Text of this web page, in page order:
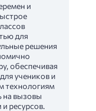
и
для
решения
обеспечивая
учеников и
технологиям
на вызовы
ресурсов.